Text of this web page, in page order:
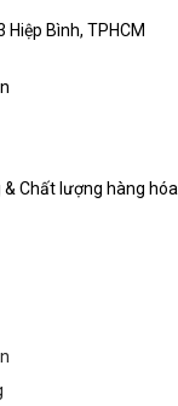
Bình, TPHCM
Chất lượng hàng hóa